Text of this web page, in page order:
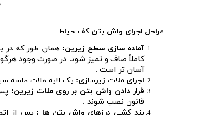
مراحل اجرای واش بتن کف حیاط
آماده سازی سطح زیرین: همان طور که در
کاملاً صاف و تمیز شود. در صورت وجود
آسان تر است .
اجرای ملات زیرسازی: یک لایه ملات ماسه سیمان با
قرار دادن واش بتن بر روی ملات زیرین:
قانون نصب شوند .
بند کشی درزهای واش بتن ها : پس از